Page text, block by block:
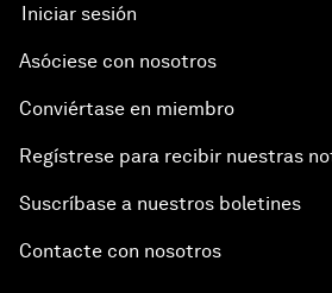
Iniciar sesión
Asóciese con nosotros
Conviértase en miembro
Regístrese para recibir nuestras
Suscríbase a nuestros boletines
Contacte con nosotros